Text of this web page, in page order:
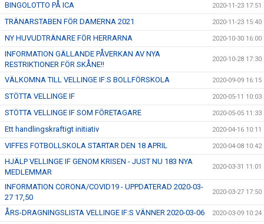
BINGOLOTTO PÅ ICA 2020-11-23 17:51
TRÄNARSTABEN FÖR DAMERNA 2021 2020-11-23 15:40
NY HUVUDTRÄNARE FÖR HERRARNA 2020-10-30 16:00
INFORMATION GÄLLANDE PÅVERKAN AV NYA
RESTRIKTIONER FÖR SKÅNE!!
2020-10-28 17:30
VÄLKOMNA TILL VELLINGE IF:S BOLLFÖRSKOLA 2020-09-09 16:15
STÖTTA VELLINGE IF 2020-05-11 10:03
STÖTTA VELLINGE IF SOM FÖRETAGARE 2020-05-05 11:33
Ett handlingskraftigt initiativ 2020-04-16 10:11
VIFFES FOTBOLLSKOLA STARTAR DEN 18 APRIL 2020-04-08 10:42
HJÄLP VELLINGE IF GENOM KRISEN - JUST NU 183 NYA
MEDLEMMAR
2020-03-31 11:01
INFORMATION CORONA/COVID19 - UPPDATERAD 2020-03-
27 17,50
2020-03-27 17:50
ÅRS-DRAGNINGSLISTA VELLINGE IF:S VÄNNER 2020-03-06 2020-03-09 10:24